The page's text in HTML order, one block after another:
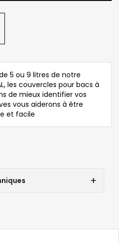
5 ou 9 litres de notre
les couvercles pour bacs à
de mieux identifier vos
vous aiderons à être
et facile